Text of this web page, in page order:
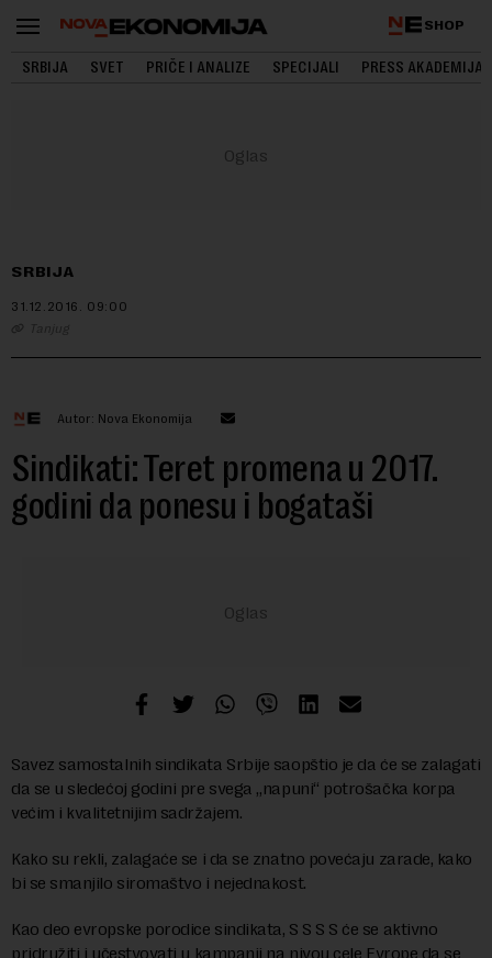
SHOP
SRBIJA SVET PRIČE I ANALIZE SPECIJALI PRESS AKADEMIJA
SRBIJA
31.12.2016. 09:00
Tanjug
Autor: Nova Ekonomija
Sindikati: Teret promena u 2017.
godini da ponesu i bogataši
Savez samostalnih sindikata Srbije saopštio je da će se zalagati
da se u sledećoj godini pre svega „napuni“ potrošačka korpa
većim i kvalitetnijim sadržajem.
Kako su rekli, zalagaće se i da se znatno povećaju zarade, kako
bi se smanjilo siromaštvo i nejednakost.
Kao deo evropske porodice sindikata, S S S S će se aktivno
pridružiti i učestvovati u kampanji na nivou cele Evrope da se